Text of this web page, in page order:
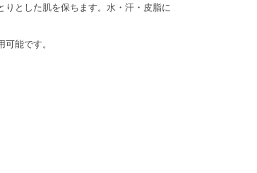
とした肌を保ちます。水・汗・皮脂に
能です。